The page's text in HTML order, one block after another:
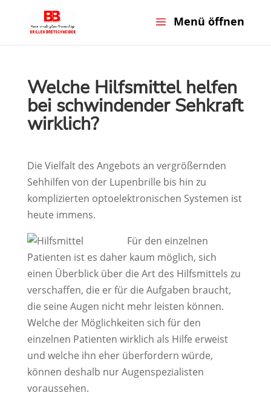
Welche Hilfsmittel helfen
bei schwindender Sehkraft
wirklich?
Die Vielfalt des Angebots an vergrößernden
Sehhilfen von der Lupenbrille bis hin zu
komplizierten optoelektronischen Systemen ist
heute immens.
Für den einzelnen
Patienten ist es daher kaum möglich, sich
einen Überblick über die Art des Hilfsmittels zu
verschaffen, die er für die Aufgaben braucht,
die seine Augen nicht mehr leisten können.
Welche der Möglichkeiten sich für den
einzelnen Patienten wirklich als Hilfe erweist
und welche ihn eher überfordern würde,
können deshalb nur Augenspezialisten
voraussehen.